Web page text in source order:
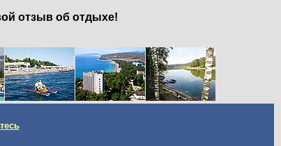
отзыв об отдыхе!